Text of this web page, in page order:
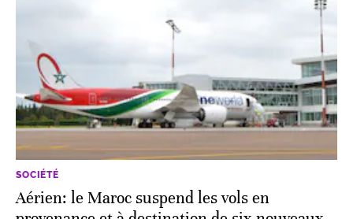
SOCIÉTÉ
Aérien: le Maroc suspend les vols en